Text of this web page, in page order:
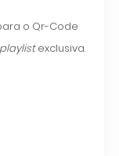
o Qr-Code
playlistexclusiva.